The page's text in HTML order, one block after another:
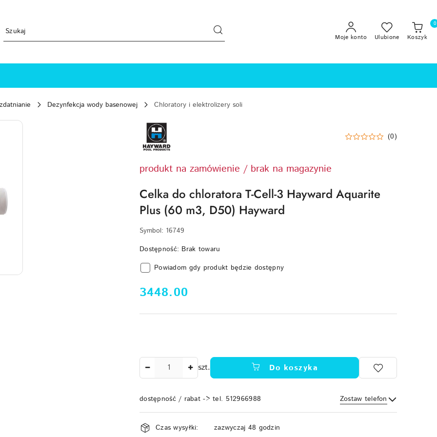
Moje konto Ulubione Koszyk
0
Dezynfekcja wody basenowej
Chloratory i elektrolizery soli
HAYWARD-
LOGO
(0)
produkt na zamówienie / brak na magazynie
Celka do chloratora T-Cell-3 Hayward Aquarite
Plus (60 m3, D50) Hayward
Symbol: 16749
Dostępność: Brak towaru
Powiadom gdy produkt będzie dostępny
cena:
3448.00
szt. Do koszyka
dostępność / rabat -> tel. 512966988 Zostaw telefon
Wyślij
Dostępność
Czas wysyłki:
zazwyczaj 48 godzin